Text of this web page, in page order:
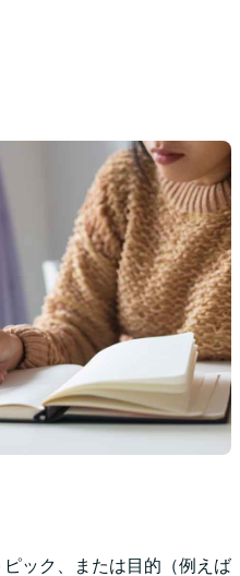
ック、または目的（例えば